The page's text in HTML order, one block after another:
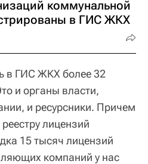
коммунальной
в ГИС ЖКХ
в ГИС ЖКХ более 32
и органы власти,
и ресурсники. Причем
лицензий
15 тысяч лицензий
компаний у нас